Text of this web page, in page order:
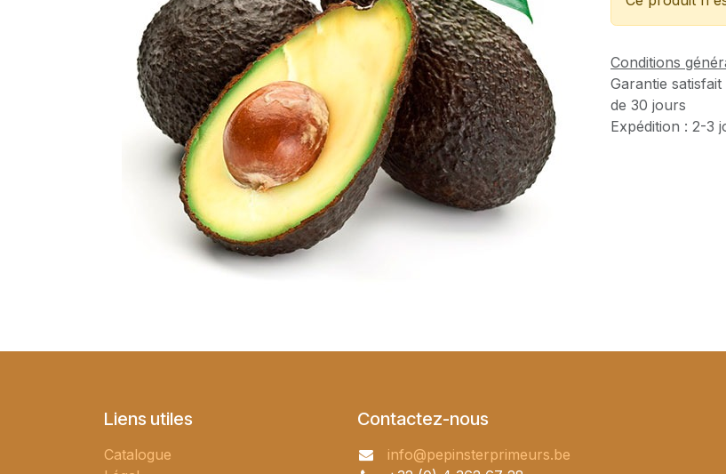
Conditions
Garantie
de 30 jours
Expédition : 2-3
Liens utiles
Catalogue
Contactez-nous
info@pepinsterprimeurs.be